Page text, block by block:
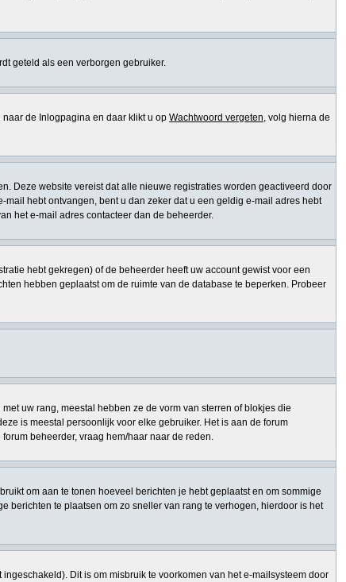
geteld als een verborgen gebruiker.
de Inlogpagina en daar klikt u op Wachtwoord vergeten, volg hierna de
Deze website vereist dat alle nieuwe registraties worden geactiveerd door
hebt ontvangen, bent u dan zeker dat u een geldig e-mail adres hebt
het e-mail adres contacteer dan de beheerder.
hebt gekregen) of de beheerder heeft uw account gewist voor een
hebben geplaatst om de ruimte van de database te beperken. Probeer
uw rang, meestal hebben ze de vorm van sterren of blokjes die
is meestal persoonlijk voor elke gebruiker. Het is aan de forum
beheerder, vraag hem/haar naar de reden.
om aan te tonen hoeveel berichten je hebt geplaatst en om sommige
berichten te plaatsen om zo sneller van rang te verhogen, hierdoor is het
Dit is om misbruik te voorkomen van het e-mailsysteem door